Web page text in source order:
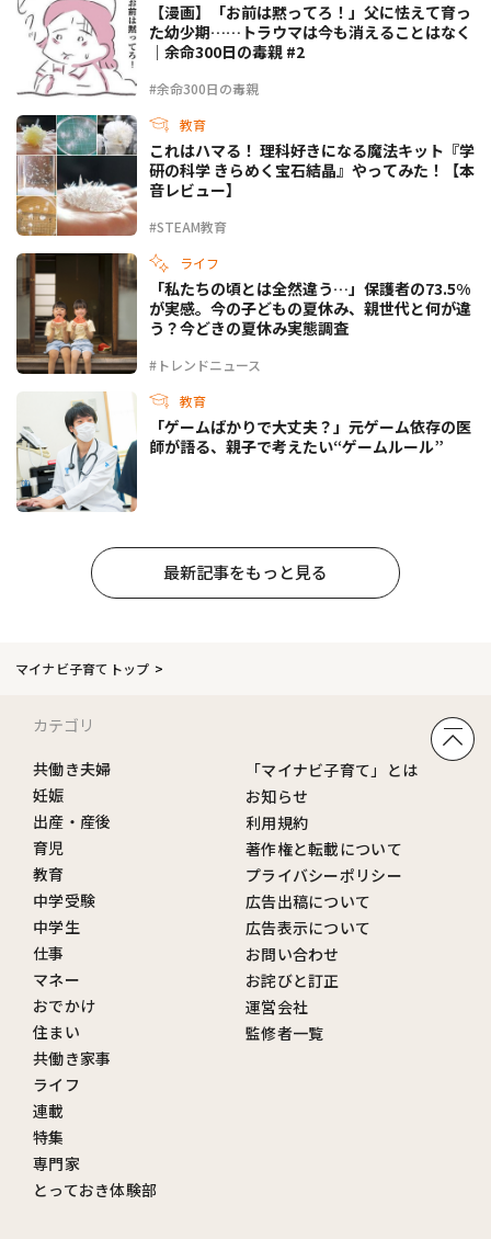
#余命300日の毒親
【漫画】「お前は黙ってろ！」父に怯えて育っ
た幼少期……トラウマは今も消えることはなく
｜余命300日の毒親 #2
教育
#STEAM教育
これはハマる！ 理科好きになる魔法キット『学
研の科学 きらめく宝石結晶』やってみた！【本
音レビュー】
ライフ
#トレンドニュース
「私たちの頃とは全然違う…」保護者の73.5%
が実感。今の子どもの夏休み、親世代と何が違
う？今どきの夏休み実態調査
教育
「ゲームばかりで大丈夫？」元ゲーム依存の医
師が語る、親子で考えたい“ゲームルール”
最新記事をもっと見る
マイナビ子育てトップ
カテゴリ
共働き夫婦
妊娠
出産・産後
育児
教育
中学受験
中学生
仕事
マネー
おでかけ
住まい
共働き家事
ライフ
連載
特集
専門家
とっておき体験部
「マイナビ子育て」とは
お知らせ
利用規約
著作権と転載について
プライバシーポリシー
広告出稿について
広告表示について
お問い合わせ
お詫びと訂正
運営会社
監修者一覧